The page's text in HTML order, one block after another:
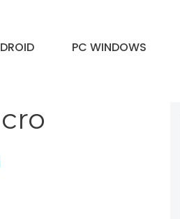
PC WINDOWS